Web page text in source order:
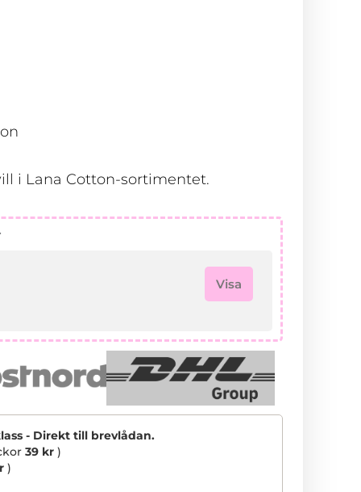
i Lana Cotton-sortimentet.
Visa
- Direkt till brevlådan.
39 kr )
)